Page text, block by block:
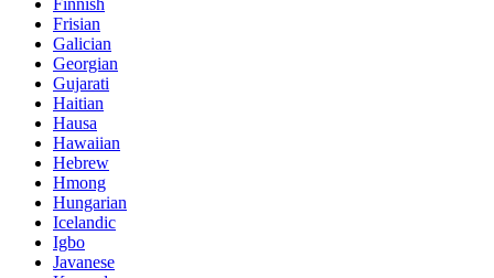
Frisian
Galician
Georgian
Gujarati
Haitian
Hausa
Hawaiian
Hebrew
Hmong
Hungarian
Icelandic
Igbo
Javanese